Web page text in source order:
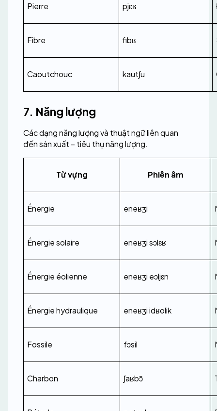
Pierre pjɛʁ
Fibre fibʁ
Caoutchouc kautʃu
7. Năng lượng
Các dạng năng lượng và thuật ngữ liên quan
đến sản xuất – tiêu thụ năng lượng.
Từ vựng Phiên âm
Énergie eneʁʒi
Énergie solaire eneʁʒi sɔlɛʁ
Énergie éolienne eneʁʒi eɔljɛn
Énergie hydraulique eneʁʒi idʁolik
Fossile fɔsil
Charbon ʃaʁbɔ̃